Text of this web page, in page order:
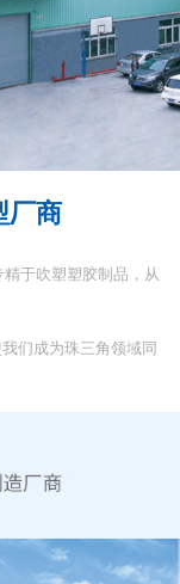
厂商
于吹塑塑胶制品，从
们成为珠三角领域同